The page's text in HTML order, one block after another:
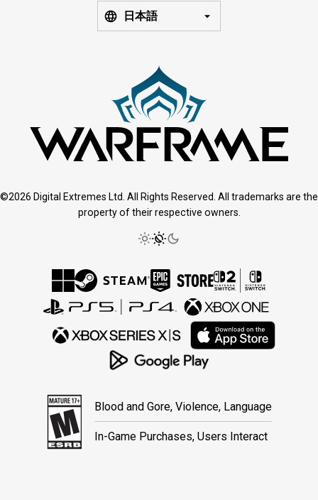
日本語
©2026 Digital Extremes Ltd. All Rights Reserved. All trademarks are the
property of their respective owners.
Blood and Gore, Violence, Language
In-Game Purchases, Users Interact